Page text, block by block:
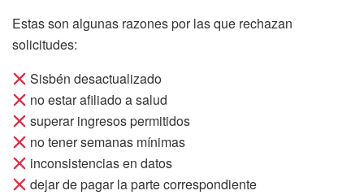
Estas son algunas razones por las que rechazan
solicitudes:
Sisbén desactualizado
no estar afiliado a salud
superar ingresos permitidos
no tener semanas mínimas
inconsistencias en datos
dejar de pagar la parte correspondiente